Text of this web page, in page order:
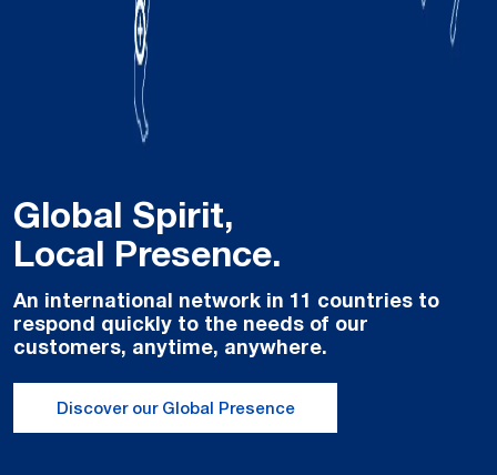
Global Spirit,
Local Presence.
An international network in 11 countries to
respond quickly to the needs of our
customers, anytime, anywhere.
Discover our Global Presence